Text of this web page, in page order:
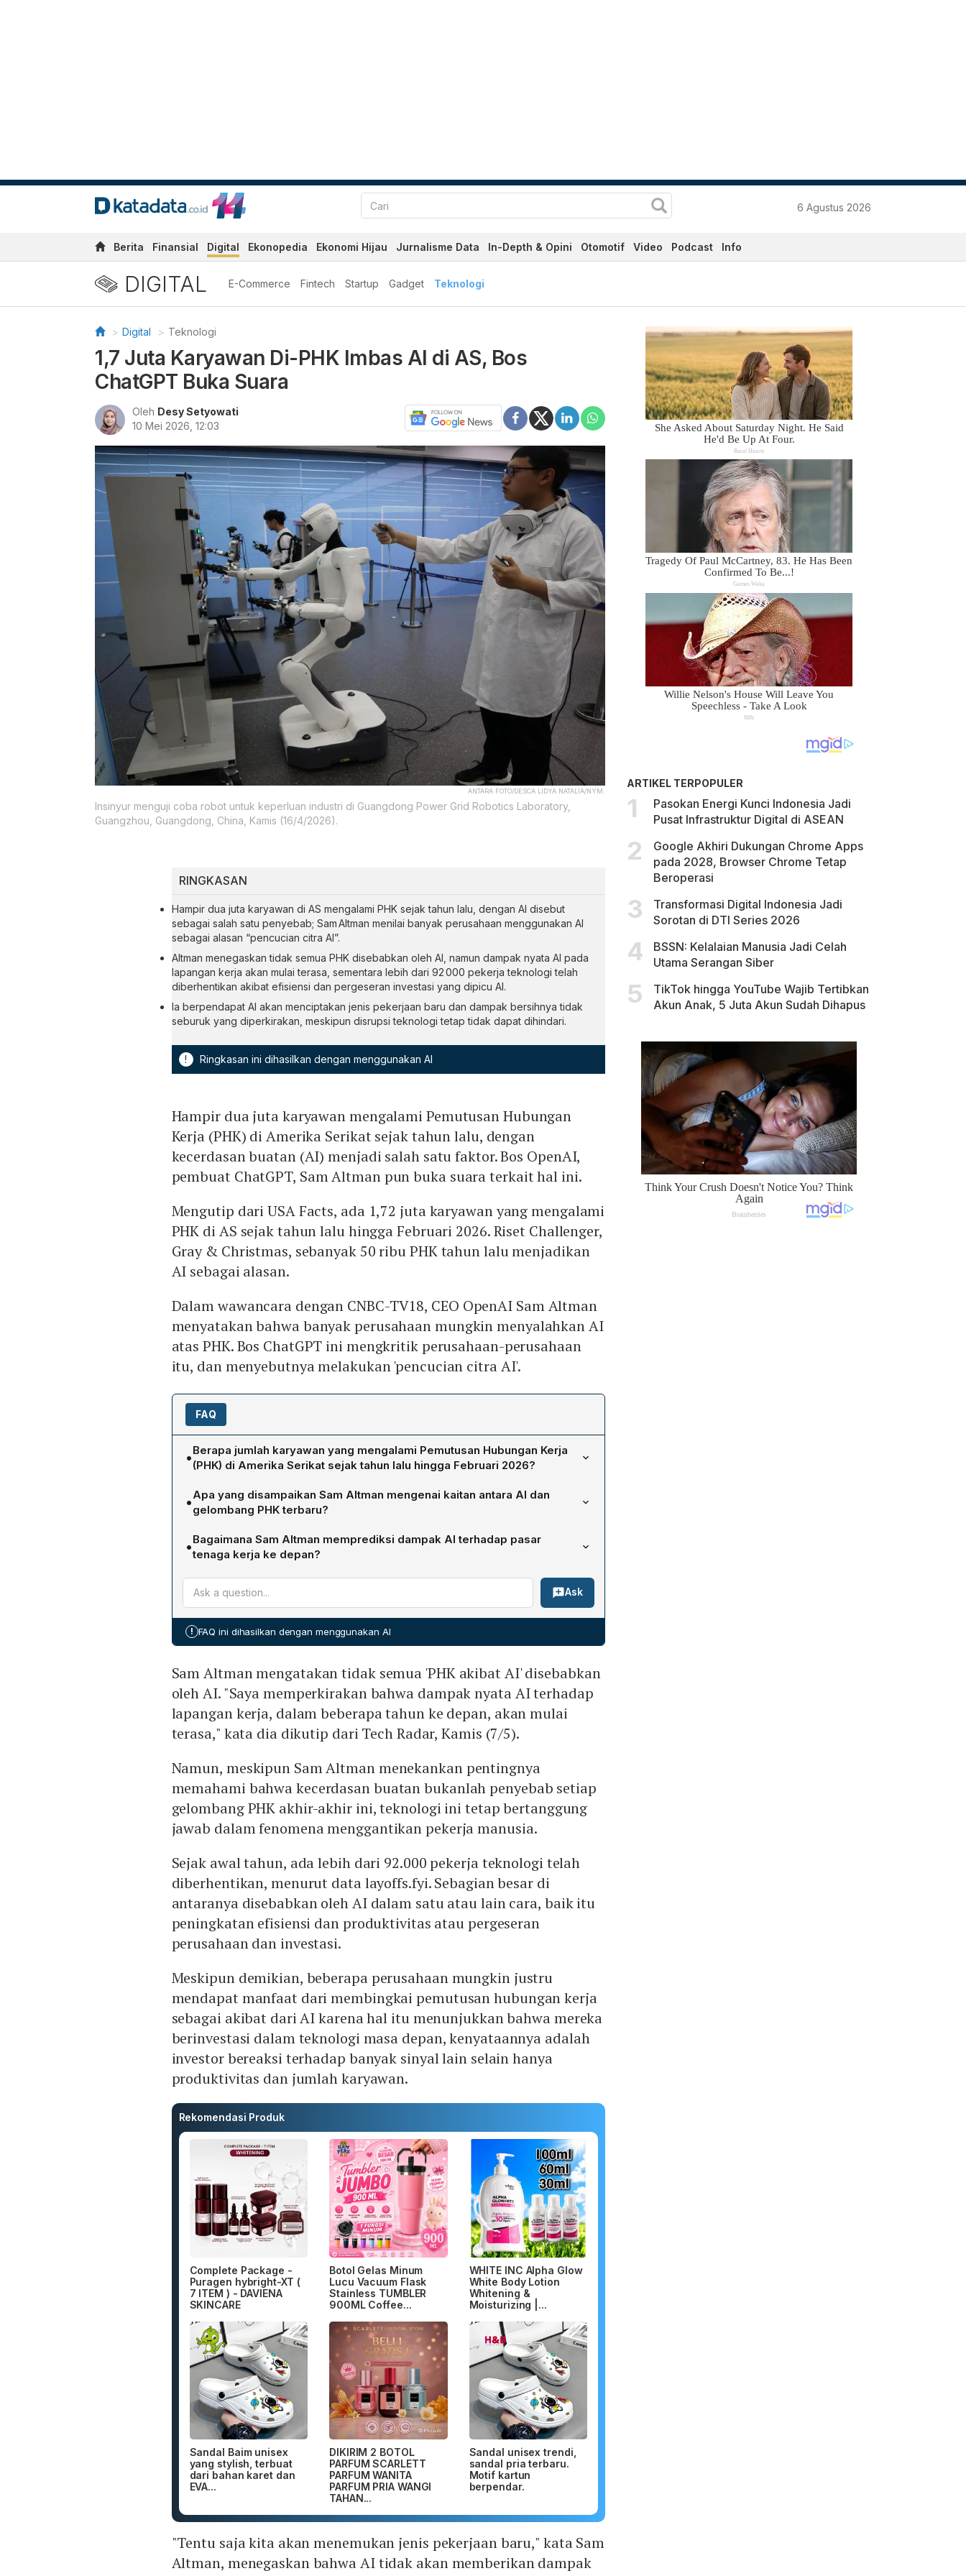
6 Agustus 2026
Berita Finansial Digital Ekonopedia Ekonomi Hijau Jurnalisme Data In-Depth & Opini Otomotif Video Podcast Info
DIGITAL E-Commerce Fintech Startup Gadget Teknologi
Digital Teknologi
1,7 Juta Karyawan Di-PHK Imbas AI di AS, Bos
ChatGPT Buka Suara
Oleh Desy Setyowati
10 Mei 2026, 12:03
ANTARA FOTO/DESCA LIDYA NATALIA/NYM.
Insinyur menguji coba robot untuk keperluan industri di Guangdong Power Grid Robotics Laboratory,
Guangzhou, Guangdong, China, Kamis (16/4/2026).
RINGKASAN
Hampir dua juta karyawan di AS mengalami PHK sejak tahun lalu, dengan AI disebut
sebagai salah satu penyebab; Sam Altman menilai banyak perusahaan menggunakan AI
sebagai alasan “pencucian citra AI”.
Altman menegaskan tidak semua PHK disebabkan oleh AI, namun dampak nyata AI pada
lapangan kerja akan mulai terasa, sementara lebih dari 92 000 pekerja teknologi telah
diberhentikan akibat efisiensi dan pergeseran investasi yang dipicu AI.
Ia berpendapat AI akan menciptakan jenis pekerjaan baru dan dampak bersihnya tidak
seburuk yang diperkirakan, meskipun disrupsi teknologi tetap tidak dapat dihindari.
! Ringkasan ini dihasilkan dengan menggunakan AI
Hampir dua juta karyawan mengalami Pemutusan Hubungan
Kerja (PHK) di Amerika Serikat sejak tahun lalu, dengan
kecerdasan buatan (AI) menjadi salah satu faktor. Bos OpenAI,
pembuat ChatGPT, Sam Altman pun buka suara terkait hal ini.
Mengutip dari USA Facts, ada 1,72 juta karyawan yang mengalami
PHK di AS sejak tahun lalu hingga Februari 2026. Riset Challenger,
Gray & Christmas, sebanyak 50 ribu PHK tahun lalu menjadikan
AI sebagai alasan.
Dalam wawancara dengan CNBC-TV18, CEO OpenAI Sam Altman
menyatakan bahwa banyak perusahaan mungkin menyalahkan AI
atas PHK. Bos ChatGPT ini mengkritik perusahaan-perusahaan
itu, dan menyebutnya melakukan 'pencucian citra AI'.
FAQ
•Berapa jumlah karyawan yang mengalami Pemutusan Hubungan Kerja
(PHK) di Amerika Serikat sejak tahun lalu hingga Februari 2026?
Menurut data USA Facts, sekitar 1,72 juta karyawan telah mengalami PHK di AS sejak
tahun lalu hingga Februari 2026, dengan AI disebut sebagai faktor dalam sebagian
PHK tersebut.
•Apa yang disampaikan Sam Altman mengenai kaitan antara AI dan
gelombang PHK terbaru?
Sam Altman berpendapat bahwa tidak semua PHK dapat disalahkan pada AI; ia
menilai bahwa sebagian perusahaan menggunakan "pencucian citra AI" untuk
menjelaskan PHK, padahal dampak AI baru akan terasa signifikan dalam beberapa
tahun ke depan.
•Bagaimana Sam Altman memprediksi dampak AI terhadap pasar
tenaga kerja ke depan?
Altman yakin AI akan menciptakan jenis pekerjaan baru serta meningkatkan
kekayaan global, meski akan ada hilangnya kelas pekerjaan tertentu. Ia
menekankan bahwa disrupsi AI tidak dapat dihindari tetapi dampak bersihnya tidak
Ask
! FAQ ini dihasilkan dengan menggunakan AI
Sam Altman mengatakan tidak semua 'PHK akibat AI' disebabkan
oleh AI. "Saya memperkirakan bahwa dampak nyata AI terhadap
lapangan kerja, dalam beberapa tahun ke depan, akan mulai
terasa," kata dia dikutip dari Tech Radar, Kamis (7/5).
Namun, meskipun Sam Altman menekankan pentingnya
memahami bahwa kecerdasan buatan bukanlah penyebab setiap
gelombang PHK akhir-akhir ini, teknologi ini tetap bertanggung
jawab dalam fenomena menggantikan pekerja manusia.
Sejak awal tahun, ada lebih dari 92.000 pekerja teknologi telah
diberhentikan, menurut data layoffs.fyi. Sebagian besar di
antaranya disebabkan oleh AI dalam satu atau lain cara, baik itu
peningkatan efisiensi dan produktivitas atau pergeseran
perusahaan dan investasi.
Meskipun demikian, beberapa perusahaan mungkin justru
mendapat manfaat dari membingkai pemutusan hubungan kerja
sebagai akibat dari AI karena hal itu menunjukkan bahwa mereka
berinvestasi dalam teknologi masa depan, kenyataannya adalah
investor bereaksi terhadap banyak sinyal lain selain hanya
produktivitas dan jumlah karyawan.
Rekomendasi Produk
Complete Package -
Puragen hybright-XT (
7 ITEM ) - DAVIENA
SKINCARE
Botol Gelas Minum
Lucu Vacuum Flask
Stainless TUMBLER
900ML Coffee...
WHITE INC Alpha Glow
White Body Lotion
Whitening &
Moisturizing |...
Sandal Baim unisex
yang stylish, terbuat
dari bahan karet dan
EVA...
DIKIRIM 2 BOTOL
PARFUM SCARLETT
PARFUM WANITA
PARFUM PRIA WANGI
TAHAN...
Sandal unisex trendi,
sandal pria terbaru.
Motif kartun
berpendar.
"Tentu saja kita akan menemukan jenis pekerjaan baru," kata Sam
Altman, menegaskan bahwa AI tidak akan memberikan dampak
ARTIKEL TERPOPULER
Pasokan Energi Kunci Indonesia Jadi
Pusat Infrastruktur Digital di ASEAN
Google Akhiri Dukungan Chrome Apps
pada 2028, Browser Chrome Tetap
Beroperasi
Transformasi Digital Indonesia Jadi
Sorotan di DTI Series 2026
BSSN: Kelalaian Manusia Jadi Celah
Utama Serangan Siber
TikTok hingga YouTube Wajib Tertibkan
Akun Anak, 5 Juta Akun Sudah Dihapus